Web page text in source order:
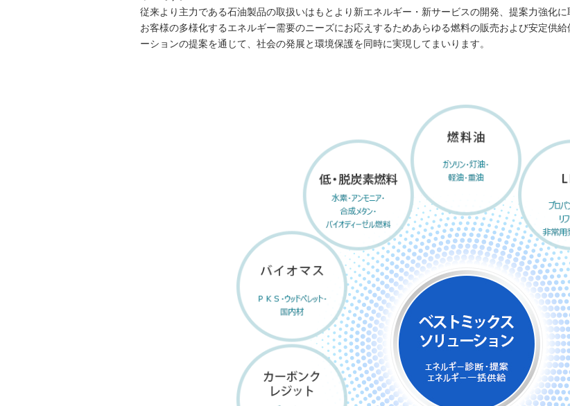
従来より主力である石油製品の取扱いはもとより新エネルギー・新サービスの開発、提案力強化に
お客様の多様化するエネルギー需要のニーズにお応えするためあらゆる燃料の販売および安定供
ーションの提案を通じて、社会の発展と環境保護を同時に実現してまいります。